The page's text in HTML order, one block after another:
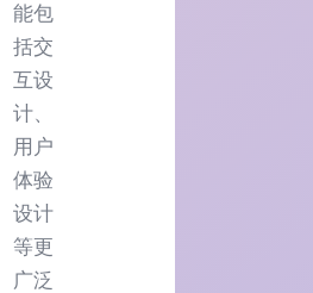
能包
括交
互设
计、
用户
体验
设计
等更
广泛